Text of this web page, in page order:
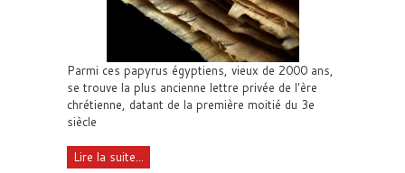
Parmi ces papyrus égyptiens, vieux de 2000 ans,
se trouve la plus ancienne lettre privée de l'ère
chrétienne, datant de la première moitié du 3e
siècle
Lire la suite...